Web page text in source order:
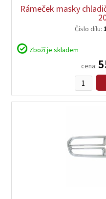
Rámeček masky
cena: 5
Číslo dílu:
Zboží je skladem